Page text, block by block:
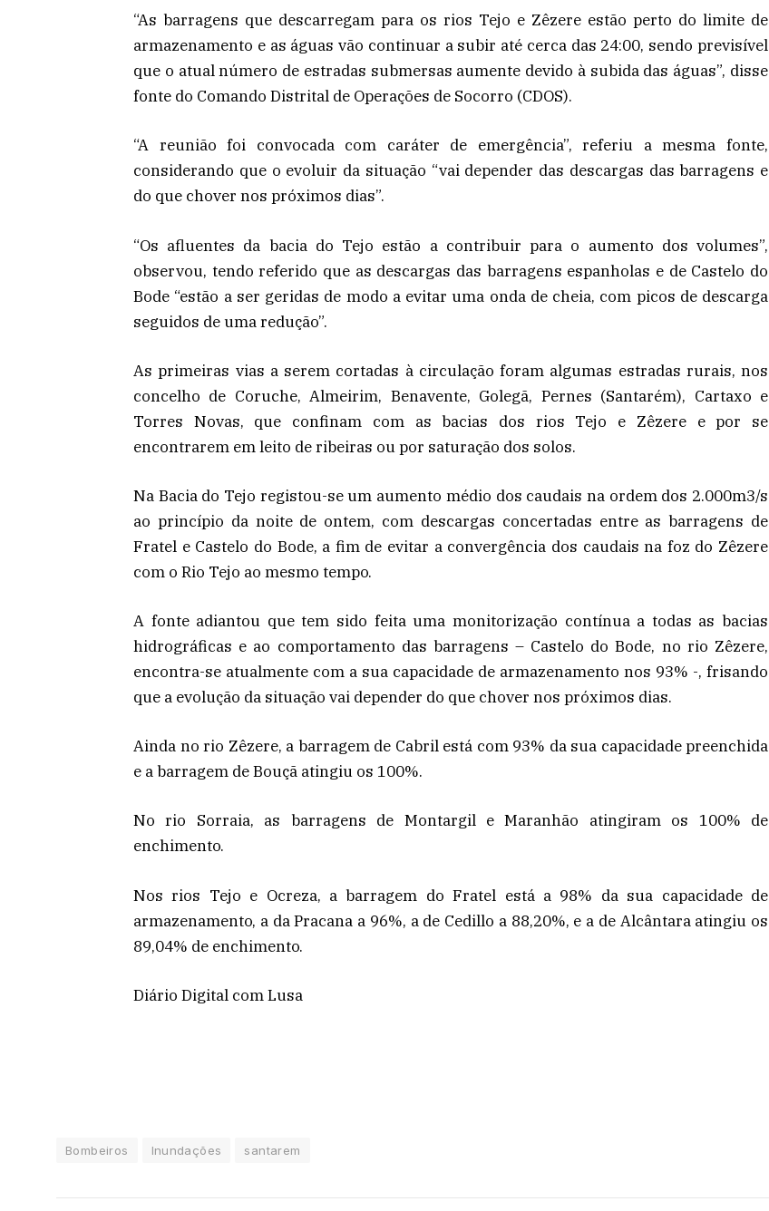
“As barragens que descarregam para os rios Tejo e Zêzere estão perto do limite de
armazenamento e as águas vão continuar a subir até cerca das 24:00, sendo previsível
que o atual número de estradas submersas aumente devido à subida das águas”, disse
fonte do Comando Distrital de Operações de Socorro (CDOS).
“A reunião foi convocada com caráter de emergência”, referiu a mesma fonte,
considerando que o evoluir da situação “vai depender das descargas das barragens e
do que chover nos próximos dias”.
“Os afluentes da bacia do Tejo estão a contribuir para o aumento dos volumes”,
observou, tendo referido que as descargas das barragens espanholas e de Castelo do
Bode “estão a ser geridas de modo a evitar uma onda de cheia, com picos de descarga
seguidos de uma redução”.
As primeiras vias a serem cortadas à circulação foram algumas estradas rurais, nos
concelho de Coruche, Almeirim, Benavente, Golegã, Pernes (Santarém), Cartaxo e
Torres Novas, que confinam com as bacias dos rios Tejo e Zêzere e por se
encontrarem em leito de ribeiras ou por saturação dos solos.
Na Bacia do Tejo registou-se um aumento médio dos caudais na ordem dos 2.000m3/s
ao princípio da noite de ontem, com descargas concertadas entre as barragens de
Fratel e Castelo do Bode, a fim de evitar a convergência dos caudais na foz do Zêzere
com o Rio Tejo ao mesmo tempo.
A fonte adiantou que tem sido feita uma monitorização contínua a todas as bacias
hidrográficas e ao comportamento das barragens – Castelo do Bode, no rio Zêzere,
encontra-se atualmente com a sua capacidade de armazenamento nos 93% -, frisando
que a evolução da situação vai depender do que chover nos próximos dias.
Ainda no rio Zêzere, a barragem de Cabril está com 93% da sua capacidade preenchida
e a barragem de Bouçã atingiu os 100%.
No rio Sorraia, as barragens de Montargil e Maranhão atingiram os 100% de
enchimento.
Nos rios Tejo e Ocreza, a barragem do Fratel está a 98% da sua capacidade de
armazenamento, a da Pracana a 96%, a de Cedillo a 88,20%, e a de Alcântara atingiu os
89,04% de enchimento.
Diário Digital com Lusa
Bombeiros Inundações santarem